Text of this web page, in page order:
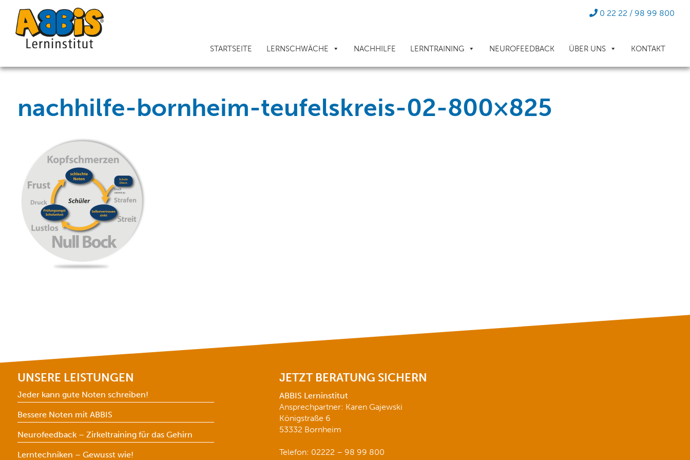
0 22 22 / 98 99 800
STARTSEITE LERNSCHWÄCHE NACHHILFE LERNTRAINING NEUROFEEDBACK ÜBER UNS KONTAKT
nachhilfe-bornheim-teufelskreis-02-800×825
UNSERE LEISTUNGEN
Jeder kann gute Noten schreiben!
Bessere Noten mit ABBIS
Neurofeedback – Zirkeltraining für das Gehirn
Lerntechniken – Gewusst wie!
JETZT BERATUNG SICHERN
ABBIS Lerninstitut
Ansprechpartner: Karen Gajewski
Königstraße 6
53332 Bornheim
Telefon: 02222 – 98 99 800